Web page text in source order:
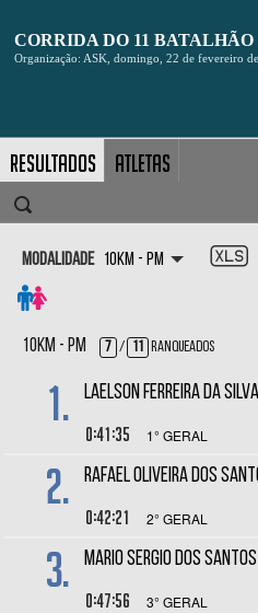
Resultados Atletas
Modalidade 10KM - PM
10KM - PM 7 / 11 Ranqueados
1. LAELSON FERREIRA DA SILVA
0:41:35 1° GERAL
2. RAFAEL OLIVEIRA DOS
0:42:21 2° GERAL
3. MARIO SERGIO DOS
0:47:56 3° GERAL